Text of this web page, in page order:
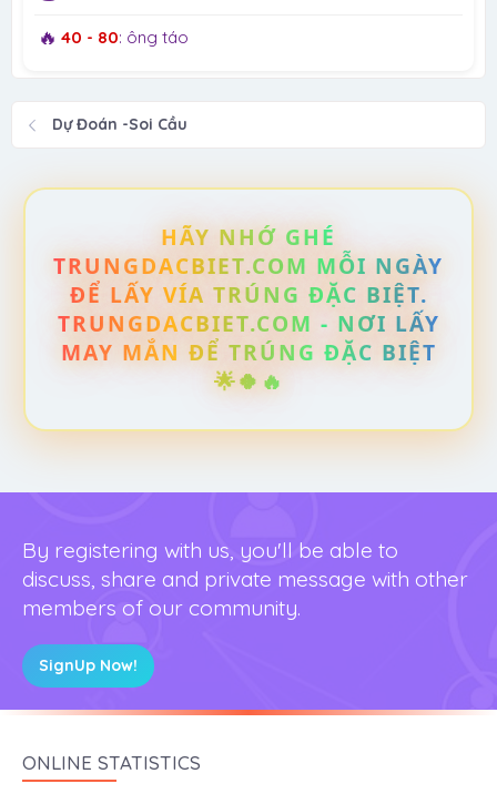
🔥 40 - 80: ông táo
Dự Đoán -Soi Cầu
HÃY NHỚ GHÉ
TRUNGDACBIET.COM MỖI NGÀY
ĐỂ LẤY VÍA TRÚNG ĐẶC BIỆT.
TRUNGDACBIET.COM - NƠI LẤY
MAY MẮN ĐỂ TRÚNG ĐẶC BIỆT
🌟🍀🔥
By registering with us, you'll be able to
discuss, share and private message with other
members of our community.
SignUp Now!
ONLINE STATISTICS